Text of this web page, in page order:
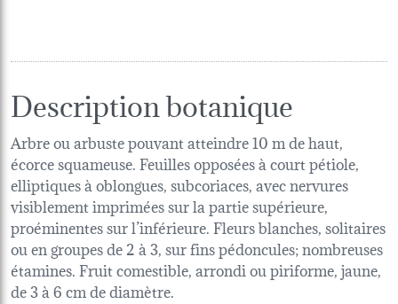
Description botanique
Arbre ou arbuste pouvant atteindre 10 m de haut,
écorce squameuse. Feuilles opposées à court pétiole,
elliptiques à oblongues, subcoriaces, avec nervures
visiblement imprimées sur la partie supérieure,
proéminentes sur l’inférieure. Fleurs blanches, solitaires
ou en groupes de 2 à 3, sur fins pédoncules; nombreuses
étamines. Fruit comestible, arrondi ou piriforme, jaune,
de 3 à 6 cm de diamètre.